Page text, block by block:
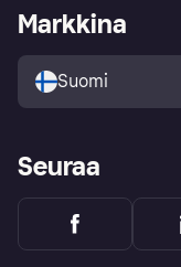
Tutustu kauppoihin
Ostajan turva
Kirjaudu sisään
Markkina
Suomi
Seuraa